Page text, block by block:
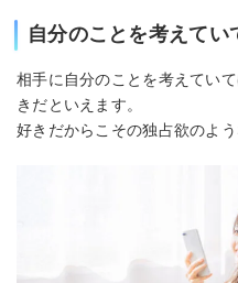
自分のことを考えてい
相手に自分のことを考えてい
きだといえます。
好きだからこその独占欲のよう